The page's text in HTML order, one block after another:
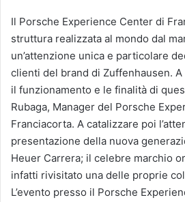
Il Porsche Experience Center di
struttura realizzata al mondo dal
un’attenzione unica e particolare
clienti del brand di Zuffenhausen.
il funzionamento e le finalità di
Rubaga, Manager del Porsche
Franciacorta. A catalizzare poi
presentazione della nuova
Heuer Carrera; il celebre marchio
infatti rivisitato una delle proprie
L’evento presso il Porsche